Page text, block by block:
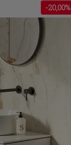
-20,00%